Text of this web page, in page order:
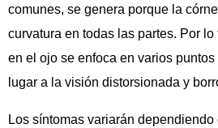
comunes, se genera porque la
curvatura en todas las partes. Por
en el ojo se enfoca en varios
lugar a la visión distorsionada y
Los síntomas variarán dependiendo